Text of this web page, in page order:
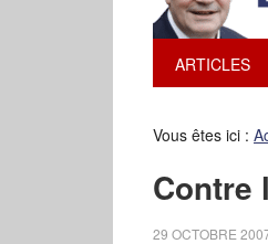
ARTICLES
Vous êtes ici :
Contre
29 OCTOBRE